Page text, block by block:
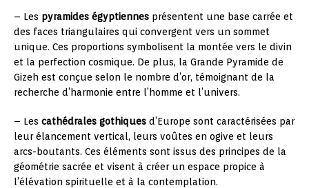
– Les pyramides égyptiennes présentent une base carrée et
des faces triangulaires qui convergent vers un sommet
unique. Ces proportions symbolisent la montée vers le divin
et la perfection cosmique. De plus, la Grande Pyramide de
Gizeh est conçue selon le nombre d’or, témoignant de la
recherche d’harmonie entre l’homme et l’univers.
– Les cathédrales gothiques d’Europe sont caractérisées par
leur élancement vertical, leurs voûtes en ogive et leurs
arcs-boutants. Ces éléments sont issus des principes de la
géométrie sacrée et visent à créer un espace propice à
l’élévation spirituelle et à la contemplation.